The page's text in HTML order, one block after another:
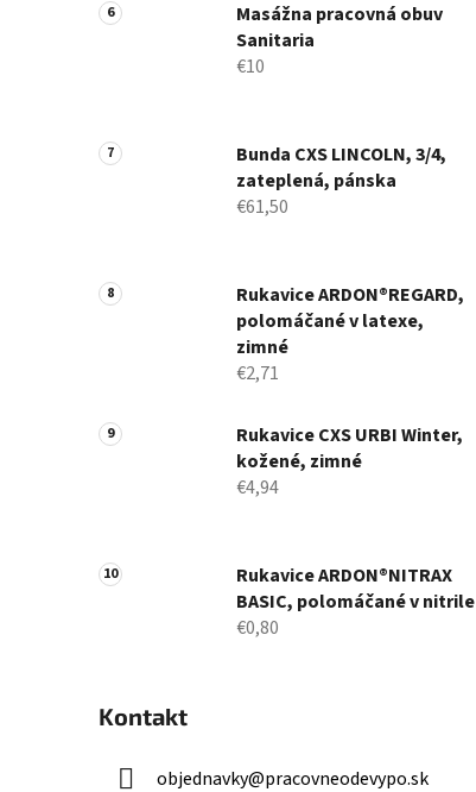
Masážna pracovná obuv
Sanitaria
€10
Bunda CXS LINCOLN, 3/4,
zateplená, pánska
€61,50
Rukavice ARDON®REGARD,
polomáčané v latexe,
zimné
€2,71
Rukavice CXS URBI Winter,
kožené, zimné
€4,94
Rukavice ARDON®NITRAX
BASIC, polomáčané v nitrile
€0,80
Kontakt
objednavky@pracovneodevypo.sk